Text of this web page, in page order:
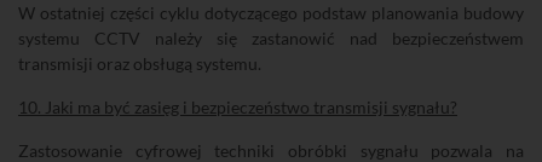
W ostatniej części cyklu dotyczącego podstaw planowania budowy
systemu CCTV należy się zastanowić nad bezpieczeństwem
transmisji oraz obsługą systemu.
10. Jaki ma być zasięg i bezpieczeństwo transmisji sygnału?
Zastosowanie cyfrowej techniki obróbki sygnału pozwala na